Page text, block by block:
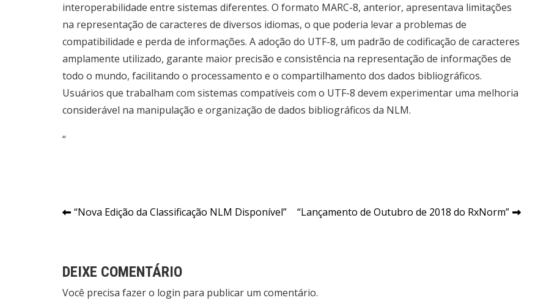
interoperabilidade entre sistemas diferentes. O formato MARC-8, anterior, apresentava limitações
na representação de caracteres de diversos idiomas, o que poderia levar a problemas de
compatibilidade e perda de informações. A adoção do UTF-8, um padrão de codificação de caracteres
amplamente utilizado, garante maior precisão e consistência na representação de informações de
todo o mundo, facilitando o processamento e o compartilhamento dos dados bibliográficos.
Usuários que trabalham com sistemas compatíveis com o UTF-8 devem experimentar uma melhoria
considerável na manipulação e organização de dados bibliográficos da NLM.
“
Navegação
“Nova Edição da Classificação NLM Disponível” “Lançamento de Outubro de 2018 do RxNorm”
DEIXE COMENTÁRIO
Você precisa fazer o login para publicar um comentário.